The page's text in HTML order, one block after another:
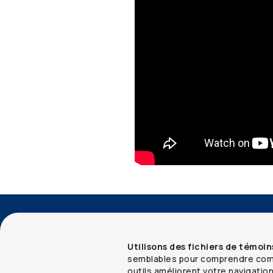
Utilisons des fichiers de
semblables pour comprendre
Services aux conseillers